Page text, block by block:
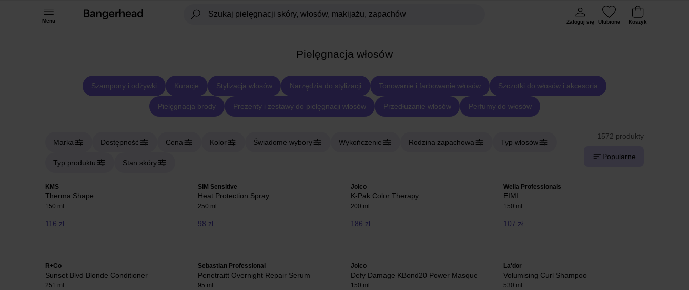
Menu Zaloguj się Ulubione Koszyk
Pielęgnacja włosów
Szampony i odżywki Kuracje Stylizacja włosów Narzędzia do stylizacji Tonowanie i farbowanie włosów Szczotki do włosów i akcesoria
Pielęgnacja brody Prezenty i zestawy do pielęgnacji włosów Przedłużanie włosów Perfumy do włosów
Marka Dostępność Cena Kolor Świadome wybory Wykończenie Rodzina zapachowa Typ włosów
Typ produktu Stan skóry
1572 produkty
Popularne
KMS
Therma Shape
150 ml
116 zł
SIM Sensitive
Heat Protection Spray
250 ml
98 zł
Joico
K-Pak Color Therapy
200 ml
186 zł
Wella Professionals
EIMI
150 ml
107 zł
R+Co
Sunset Blvd Blonde Conditioner
251 ml
Sebastian Professional
Penetraitt Overnight Repair Serum
95 ml
Joico
Defy Damage KBond20 Power Masque
150 ml
La'dor
Volumising Curl Shampoo
530 ml